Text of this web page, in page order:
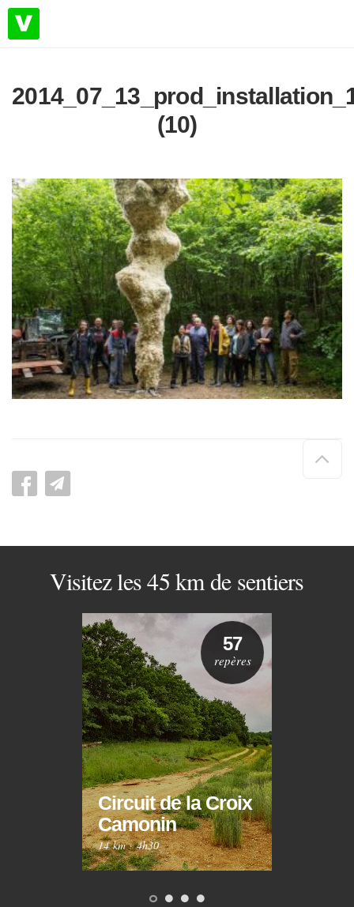
(10)
de
Visitez les 45 km de sentiers
Circuit de la Croix
Camonin
14 km·4h30
57
repères